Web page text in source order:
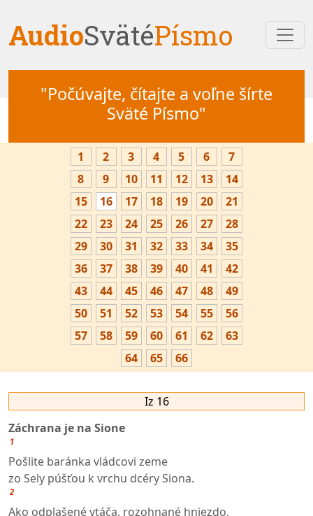
AudioSvätéPísmo
"Počúvajte, čítajte a voľne šírte
Sväté Písmo"
1 2 3 4 5 6
7
8
9 10 11 12 13
14
15
16 17 18 19 20
21
22
23 24 25 26 27
28
29
30 31 32 33 34
35
36
37 38 39 40 41
42
43
44 45 46 47 48
49
50
51 52 53 54 55
56
57
58 59 60 61 62
63
64
65 66
Iz 16
Záchrana je na Sione
1
Pošlite baránka vládcovi zeme
zo Sely púšťou k vrchu dcéry Siona.
2
Ako odplašené vtáča, rozohnané hniezdo,